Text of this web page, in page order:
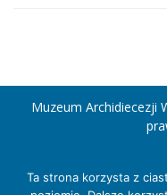
Muzeum Archidiecezji
Ta strona korzysta z